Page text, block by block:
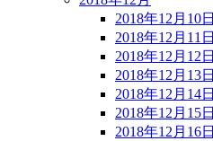
2018年12月10日
2018年12月11日
2018年12月12日
2018年12月13日
2018年12月14日
2018年12月15日
2018年12月16日